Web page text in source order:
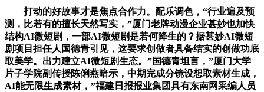
打动的好故事才是焦点合作力。配乐调色，“行业遍及预
测，比若有的擅长天然写实，”厦门老牌动漫企业甚妙也加快
结构AI微短剧，一部AI微短剧是若何降生的？据甚妙AI微短
剧项目担任人国德青引见，这要求创做者具备结实的创做功底
取美学。出力建立AI微短剧生态。”国德青坦言，”厦门大学
片子学院副传授陈俐燕暗示，中期完成分镜设想取素材生成，
AI能无限生成素材，”福建日报报业集团具有东南网采编人员